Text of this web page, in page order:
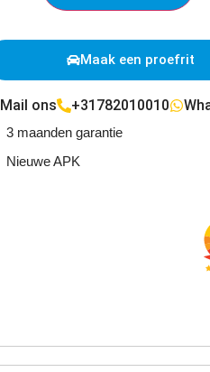
Maak een proefrit
Mail ons +31782010010
3 maanden garantie
Nieuwe APK